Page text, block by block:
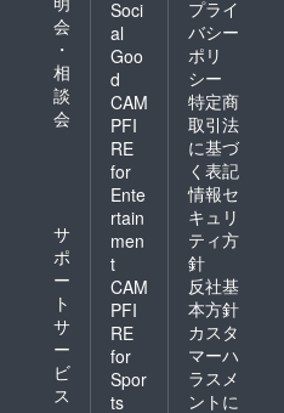
会
・
相
談
会
サ
ポ
ー
ト
サ
ー
ビ
ス
Soci
al
Goo
d
CAM
PFI
RE
for
Ente
rtain
men
t
CAM
PFI
RE
for
Spor
ts
プライ
バシー
ポリ
シー
特定商
取引法
に基づ
く表記
情報セ
キュリ
ティ方
針
反社基
本方針
カスタ
マーハ
ラスメ
ントに